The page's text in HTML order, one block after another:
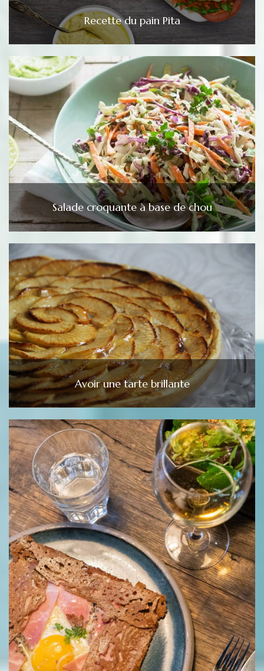
Recette du pain Pita
Salade croquante à base de chou
Avoir une tarte brillante